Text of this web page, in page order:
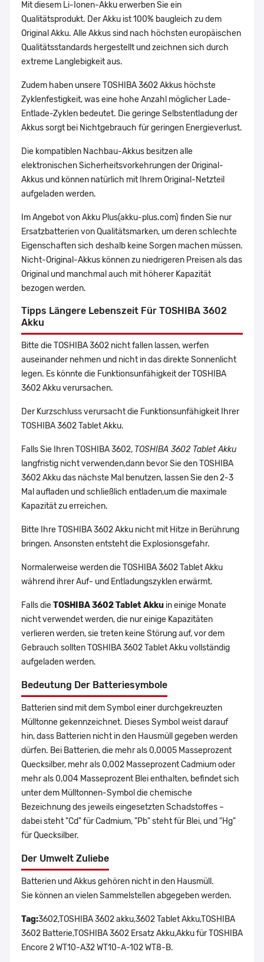
Mit diesem Li-Ionen-Akku erwerben Sie ein
Qualitätsprodukt. Der Akku ist 100% baugleich zu dem
Original Akku. Alle Akkus sind nach höchsten europäischen
Qualitätsstandards hergestellt und zeichnen sich durch
extreme Langlebigkeit aus.
Zudem haben unsere TOSHIBA 3602 Akkus höchste
Zyklenfestigkeit, was eine hohe Anzahl möglicher Lade-
Entlade-Zyklen bedeutet. Die geringe Selbstentladung der
Akkus sorgt bei Nichtgebrauch für geringen Energieverlust.
Die kompatiblen Nachbau-Akkus besitzen alle
elektronischen Sicherheitsvorkehrungen der Original-
Akkus und können natürlich mit Ihrem Original-Netzteil
aufgeladen werden.
Im Angebot von Akku Plus(akku-plus.com) finden Sie nur
Ersatzbatterien von Qualitätsmarken, um deren schlechte
Eigenschaften sich deshalb keine Sorgen machen müssen.
Nicht-Original-Akkus können zu niedrigeren Preisen als das
Original und manchmal auch mit höherer Kapazität
bezogen werden.
Tipps Längere Lebenszeit Für TOSHIBA 3602
Akku
Bitte die TOSHIBA 3602 nicht fallen lassen, werfen
auseinander nehmen und nicht in das direkte Sonnenlicht
legen. Es könnte die Funktionsunfähigkeit der TOSHIBA
3602 Akku verursachen.
Der Kurzschluss verursacht die Funktionsunfähigkeit Ihrer
TOSHIBA 3602 Tablet Akku.
Falls Sie Ihren TOSHIBA 3602, TOSHIBA 3602 Tablet Akku
langfristig nicht verwenden,dann bevor Sie den TOSHIBA
3602 Akku das nächste Mal benutzen, lassen Sie den 2-3
Mal aufladen und schließlich entladen,um die maximale
Kapazität zu erreichen.
Bitte Ihre TOSHIBA 3602 Akku nicht mit Hitze in Berührung
bringen. Ansonsten entsteht die Explosionsgefahr.
Normalerweise werden die TOSHIBA 3602 Tablet Akku
während ihrer Auf- und Entladungszyklen erwärmt.
Falls dieTOSHIBA 3602 Tablet Akku in einige Monate
nicht verwendet werden, die nur einige Kapazitäten
verlieren werden, sie treten keine Störung auf, vor dem
Gebrauch sollten TOSHIBA 3602 Tablet Akku vollständig
aufgeladen werden.
Bedeutung Der Batteriesymbole
Batterien sind mit dem Symbol einer durchgekreuzten
Mülltonne gekennzeichnet. Dieses Symbol weist darauf
hin, dass Batterien nicht in den Hausmüll gegeben werden
dürfen. Bei Batterien, die mehr als 0,0005 Masseprozent
Quecksilber, mehr als 0,002 Masseprozent Cadmium oder
mehr als 0,004 Masseprozent Blei enthalten, befindet sich
unter dem Mülltonnen-Symbol die chemische
Bezeichnung des jeweils eingesetzten Schadstoffes –
dabei steht "Cd" für Cadmium, "Pb" steht für Blei, und "Hg"
für Quecksilber.
Der Umwelt Zuliebe
Batterien und Akkus gehören nicht in den Hausmüll.
Sie können an vielen Sammelstellen abgegeben werden.
Tag:3602,TOSHIBA 3602 akku,3602 Tablet Akku,TOSHIBA
3602 Batterie,TOSHIBA 3602 Ersatz Akku,Akku für TOSHIBA
Encore 2 WT10-A32 WT10-A-102 WT8-B.